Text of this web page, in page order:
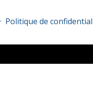
Politique de